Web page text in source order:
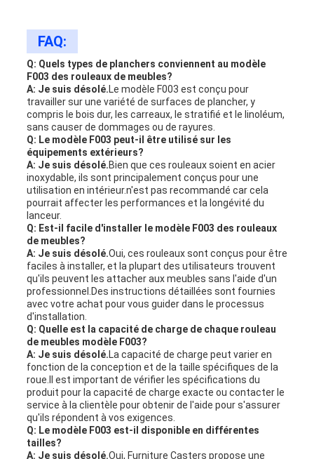
FAQ:
Q: Quels types de planchers conviennent au modèle
F003 des rouleaux de meubles?
A: Je suis désolé.Le modèle F003 est conçu pour
travailler sur une variété de surfaces de plancher, y
compris le bois dur, les carreaux, le stratifié et le linoléum,
sans causer de dommages ou de rayures.
Q: Le modèle F003 peut-il être utilisé sur les
équipements extérieurs?
A: Je suis désolé.Bien que ces rouleaux soient en acier
inoxydable, ils sont principalement conçus pour une
utilisation en intérieur.n'est pas recommandé car cela
pourrait affecter les performances et la longévité du
lanceur.
Q: Est-il facile d'installer le modèle F003 des rouleaux
de meubles?
A: Je suis désolé.Oui, ces rouleaux sont conçus pour être
faciles à installer, et la plupart des utilisateurs trouvent
qu'ils peuvent les attacher aux meubles sans l'aide d'un
professionnel.Des instructions détaillées sont fournies
avec votre achat pour vous guider dans le processus
d'installation.
Q: Quelle est la capacité de charge de chaque rouleau
de meubles modèle F003?
A: Je suis désolé.La capacité de charge peut varier en
fonction de la conception et de la taille spécifiques de la
roue.Il est important de vérifier les spécifications du
produit pour la capacité de charge exacte ou contacter le
service à la clientèle pour obtenir de l'aide pour s'assurer
qu'ils répondent à vos exigences.
Q: Le modèle F003 est-il disponible en différentes
tailles?
A: Je suis désolé.Oui, Furniture Casters propose une